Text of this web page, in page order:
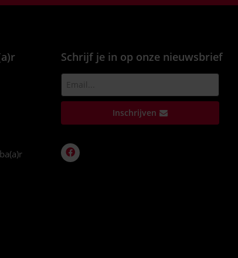
Schrijf je in op onze nieuwsbrief
Inschrijven